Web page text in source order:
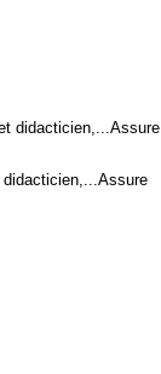
didacticien,...Assure
didacticien,...Assure